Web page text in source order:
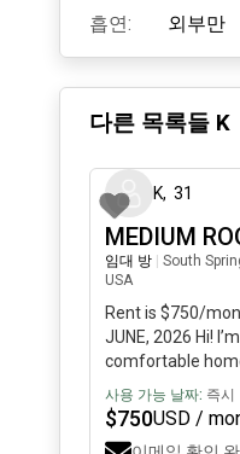
흡연:
외부만
다른 목록들 K
K, 31
MEDIUM
임대 방
South
USA
Rent is $750/
JUNE, 2026 Hi!
comfortable
room is move‑in
wants an
get: • Furnished
사용 가능 날짜: 즉시
$750USD /